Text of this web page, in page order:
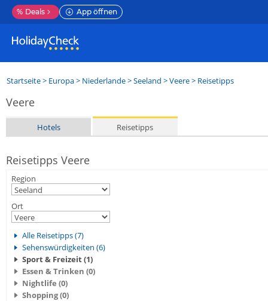
% Deals App öffnen
Startseite> Europa> Niederlande>Seeland >Veere> Reisetipps
Veere
Hotels Reisetipps
Reisetipps Veere
Region
Ort
Alle Reisetipps (7)
Sehenswürdigkeiten (6)
Sport & Freizeit (1)
Essen & Trinken (0)
Nightlife (0)
Shopping (0)